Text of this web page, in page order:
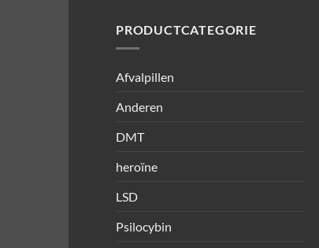
PRODUCTCATEGORIE
Afvalpillen
Anderen
DMT
heroïne
LSD
Psilocybin